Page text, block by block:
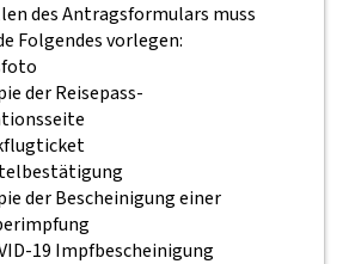
des Antragsformulars muss
Folgendes vorlegen:
der Reisepass-
der Bescheinigung einer
19 Impfbescheinigung